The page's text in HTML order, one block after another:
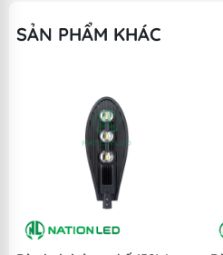
Nhiệt độ hoạt động
(Working temperature)
-20 độ
Vật liệu đèn (Material)
Thân
xuyên
Kích thước đèn (Size)
SẢN PHẨM KHÁC